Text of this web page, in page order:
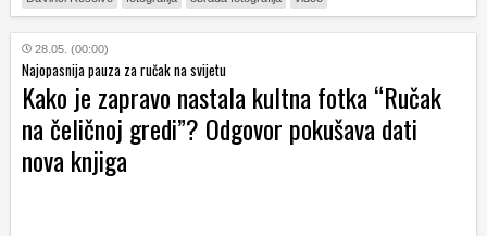
28.05. (00:00)
Najopasnija pauza za ručak na svijetu
Kako je zapravo nastala kultna fotka “Ručak
na čeličnoj gredi”? Odgovor pokušava dati
nova knjiga